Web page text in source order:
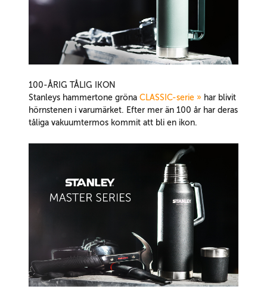
100-ÅRIG TÅLIG IKON
Stanleys hammertone gröna CLASSIC-serie » har blivit
hörnstenen i varumärket. Efter mer än 100 år har deras
tåliga vakuumtermos kommit att bli en ikon.